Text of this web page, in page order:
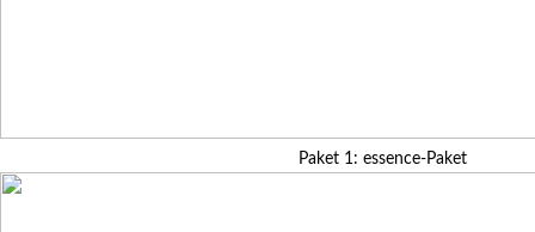
Paket 1: essence-Paket